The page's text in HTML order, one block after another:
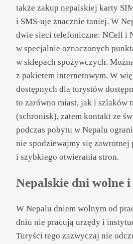
także zakup nepalskiej karty
i SMS-uje znacznie taniej. W
dwie sieci telefoniczne: NCell i
w specjalnie oznaczonych
w sklepach spożywczych.
z pakietem internetowym. W
dostępnych dla turystów
to zarówno miast, jak i szlaków
(schronisk), zatem kontakt ze
podczas pobytu w Nepalu
nie spodziewajmy się zawrotnej
i szybkiego otwierania stron.
Nepalskie dni wolne i
W Nepalu dniem wolnym od
dniu nie pracują urzędy i
Turyści tego zazwyczaj nie